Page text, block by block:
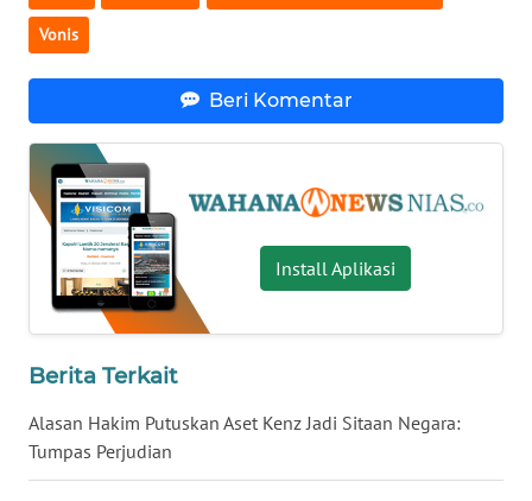
Vonis
Beri Komentar
Install Aplikasi
Berita Terkait
Alasan Hakim Putuskan Aset Kenz Jadi Sitaan Negara:
Tumpas Perjudian
BENGKULU
WN
WN
JATENG
WN
NUSANTARA
JOGJA
WN
JATIM